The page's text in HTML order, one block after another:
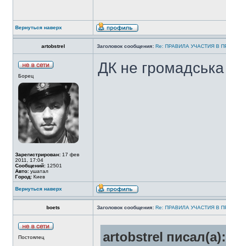
Вернуться наверх
artobstrel Заголовок сообщения: Re: ПРАВИЛА УЧАСТИЯ В
Борец
Зарегистрирован: 17 фев
2011, 17:04
Сообщений: 12501
Авто: ушатал
Город: Киев
ДК не громадська
Вернуться наверх
boets Заголовок сообщения: Re: ПРАВИЛА УЧАСТИЯ В
Постоялец artobstrel писал(а):